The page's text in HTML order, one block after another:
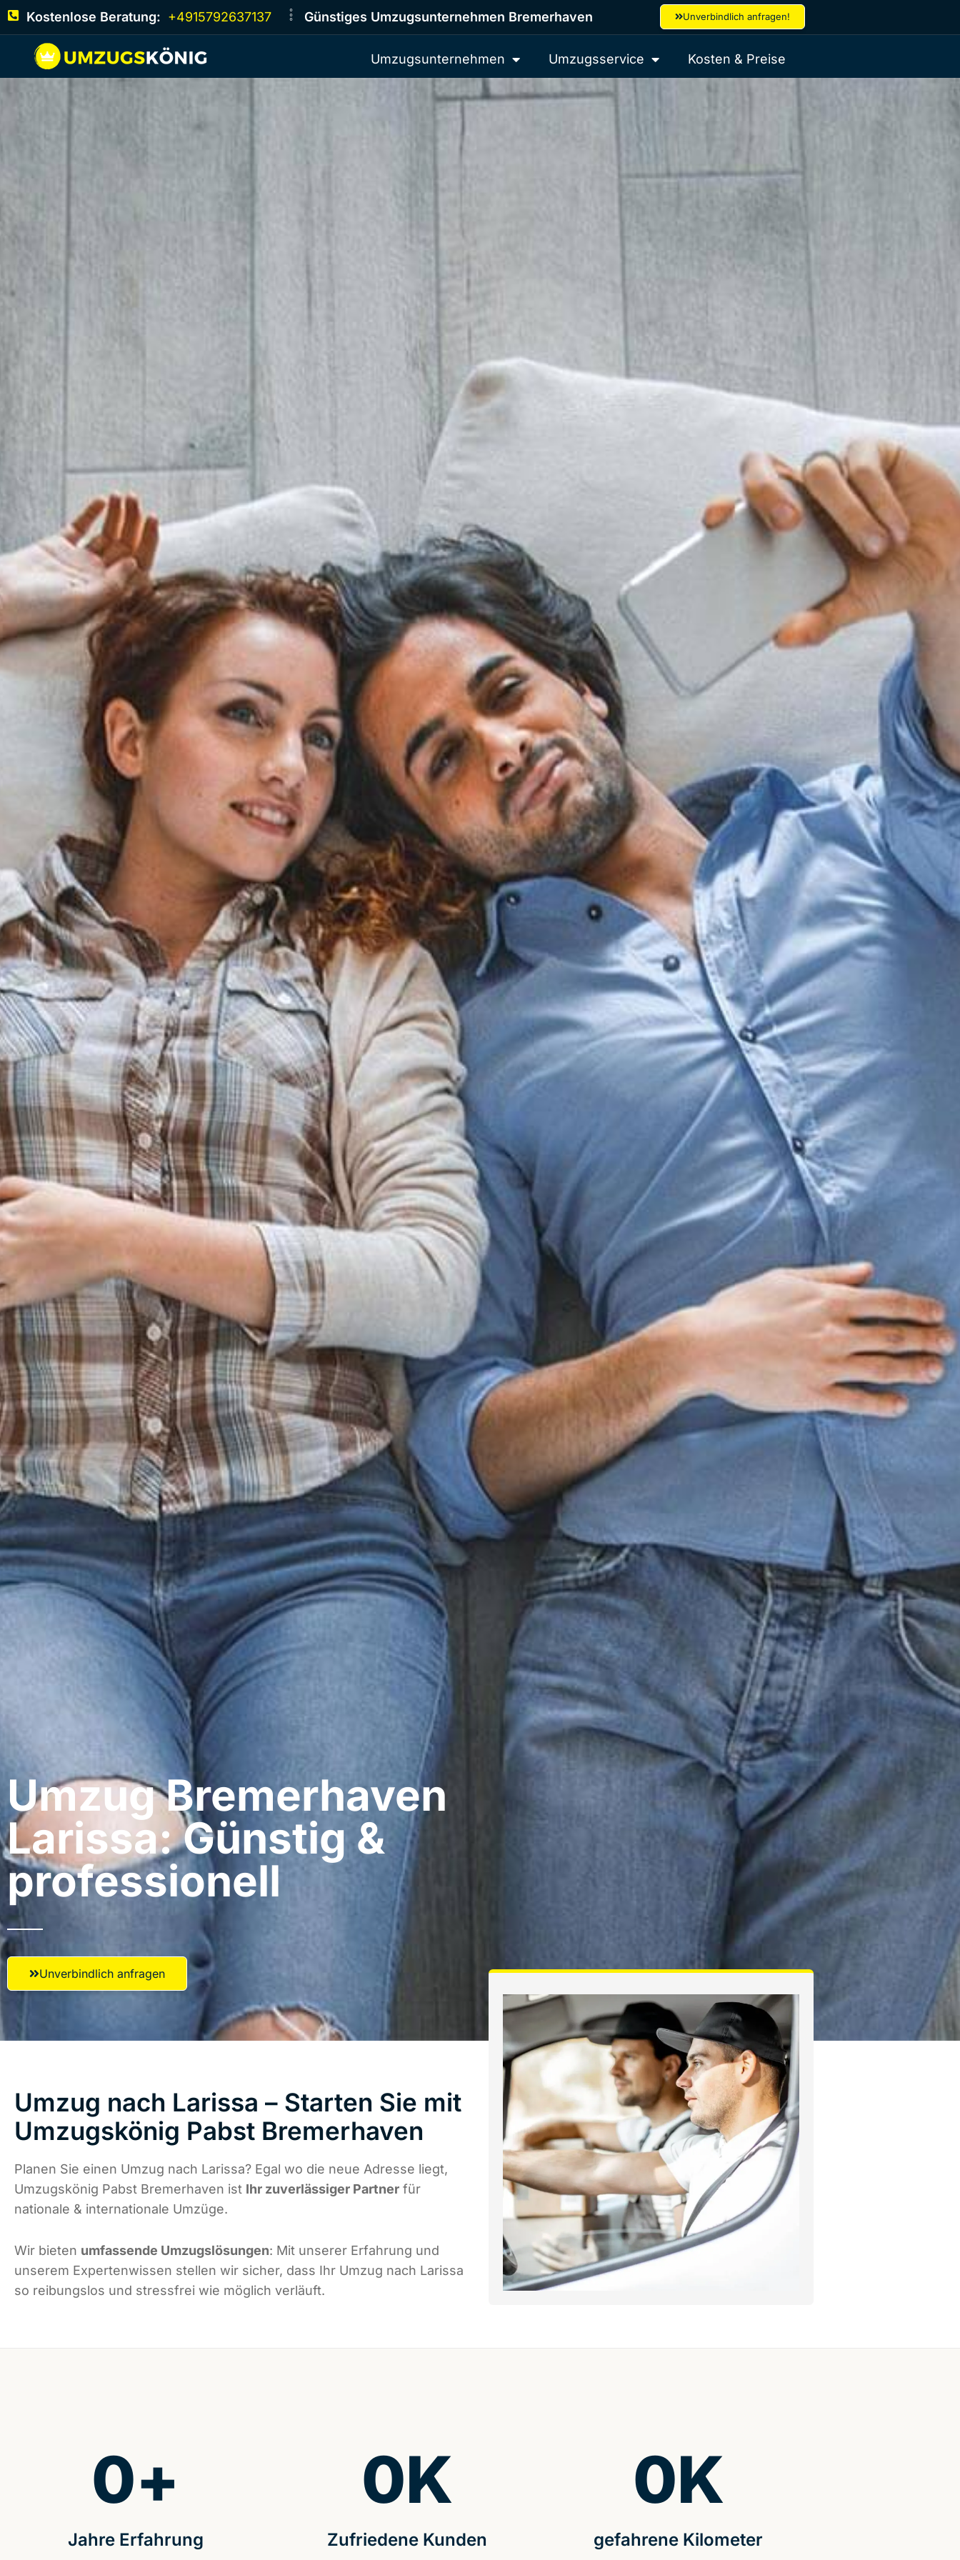
Kostenlose Beratung: +4915792637137 Günstiges Umzugsunternehmen Bremerhaven Unverbindlich anfragen!
Umzugsunternehmen Umzugsservice Kosten & Preise
Umzug Bremerhaven​
Larissa: Günstig &
professionell​
Unverbindlich anfragen
Umzug nach Larissa – Starten Sie mit
Umzugskönig Pabst Bremerhaven
Planen Sie einen Umzug nach Larissa? Egal wo die neue Adresse liegt,
Umzugskönig Pabst Bremerhaven ist Ihr zuverlässiger Partner für
nationale & internationale Umzüge.
Wir bieten umfassende Umzugslösungen: Mit unserer Erfahrung und
unserem Expertenwissen stellen wir sicher, dass Ihr Umzug nach Larissa
so reibungslos und stressfrei wie möglich verläuft.
Jahre Erfahrung
0+
Zufriedene Kunden
0K
gefahrene Kilometer
0K